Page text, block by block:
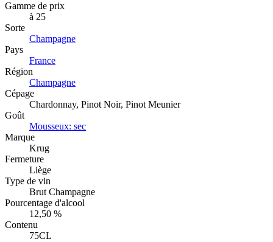
Gamme de prix
à 25
Sorte
Champagne
Pays
France
Région
Champagne
Cépage
Chardonnay, Pinot Noir, Pinot Meunier
Goût
Mousseux: sec
Marque
Krug
Fermeture
Liège
Type de vin
Brut Champagne
Pourcentage d'alcool
12,50 %
Contenu
75CL